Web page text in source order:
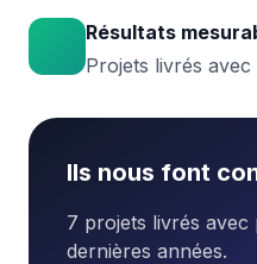
Résultats
Projets livrés
Ils nous font
7 projets livrés avec
dernières années.